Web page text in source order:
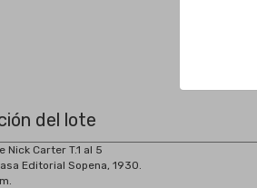
del lote
Nick Carter T.1 al 5
Editorial Sopena, 1930.